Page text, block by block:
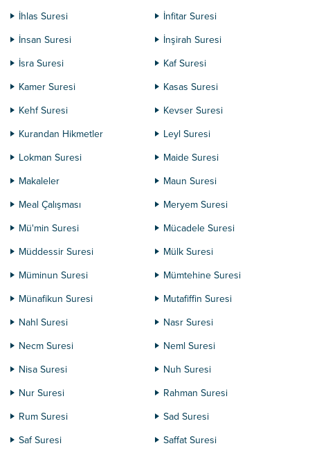
İhlas Suresi
İnfitar Suresi
İnsan Suresi
İnşirah Suresi
İsra Suresi
Kaf Suresi
Kamer Suresi
Kasas Suresi
Kehf Suresi
Kevser Suresi
Kurandan Hikmetler
Leyl Suresi
Lokman Suresi
Maide Suresi
Makaleler
Maun Suresi
Meal Çalışması
Meryem Suresi
Mü'min Suresi
Mücadele Suresi
Müddessir Suresi
Mülk Suresi
Müminun Suresi
Mümtehine Suresi
Münafikun Suresi
Mutafiffin Suresi
Nahl Suresi
Nasr Suresi
Necm Suresi
Neml Suresi
Nisa Suresi
Nuh Suresi
Nur Suresi
Rahman Suresi
Rum Suresi
Sad Suresi
Saf Suresi
Saffat Suresi